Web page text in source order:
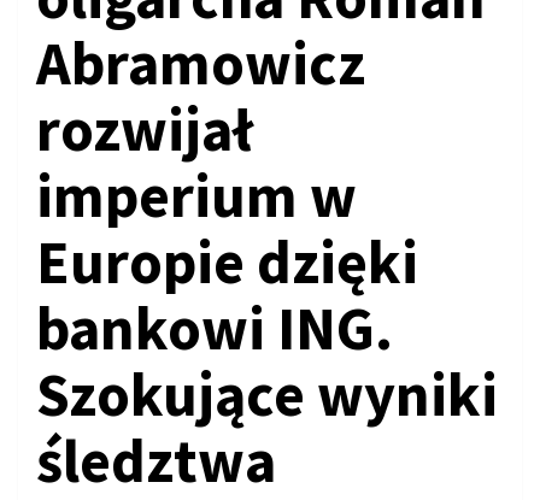
Abramowicz
rozwijał
imperium w
Europie dzięki
bankowi ING.
Szokujące wyniki
śledztwa